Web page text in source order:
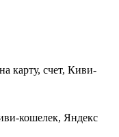
карту, счет, Киви-
кошелек, Яндекс